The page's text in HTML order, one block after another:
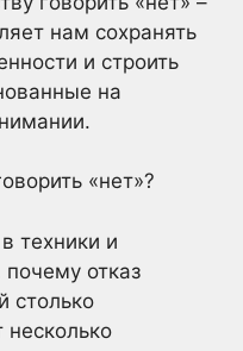
нам сохранять
и строить
на
«нет»?
техники и
почему отказ
столько
несколько